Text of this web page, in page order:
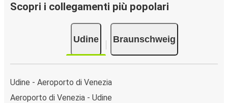
Scopri i collegamenti più popolari
Udine Braunschweig
Udine - Aeroporto di Venezia
Aeroporto di Venezia - Udine